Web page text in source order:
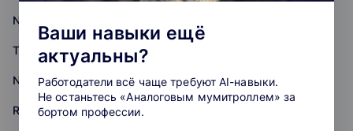
Node.js
Three.js
Nuxt
React.js
Ваши навыки ещё
актуальны?
Работодатели всё чаще требуют AI-навыки.
Не останьтесь «Аналоговым мумитроллем» за
бортом профессии.